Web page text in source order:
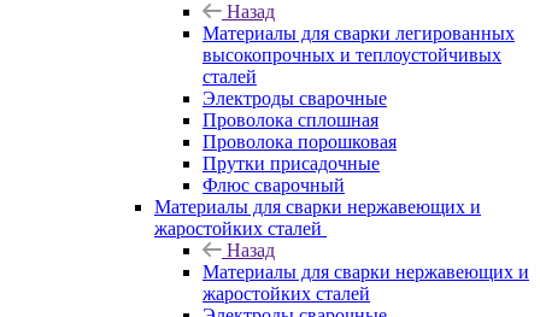
Назад
Материалы для сварки легированных
высокопрочных и теплоустойчивых
сталей
Электроды сварочные
Проволока сплошная
Проволока порошковая
Прутки присадочные
Флюс сварочный
Материалы для сварки нержавеющих и
жаростойких сталей
Назад
Материалы для сварки нержавеющих и
жаростойких сталей